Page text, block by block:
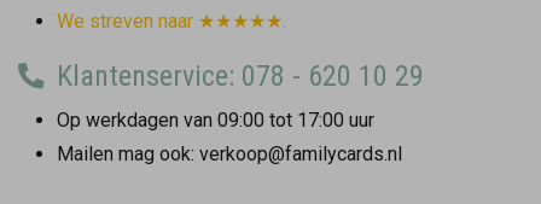
We streven naar ★★★★★.
Klantenservice: 078 - 620 10 29
Op werkdagen van 09:00 tot 17:00 uur
Mailen mag ook: verkoop@familycards.nl